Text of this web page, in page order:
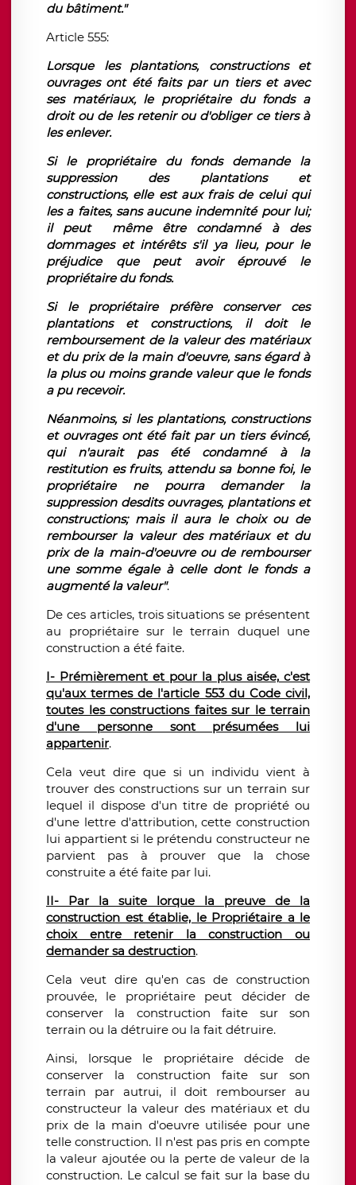
du bâtiment."
Article 555:
Lorsque les plantations, constructions et
ouvrages ont été faits par un tiers et avec
ses matériaux, le propriétaire du fonds a
droit ou de les retenir ou d'obliger ce tiers à
les enlever.
Si le propriétaire du fonds demande la
suppression des plantations et
constructions, elle est aux frais de celui qui
les a faites, sans aucune indemnité pour lui;
il peut même être condamné à des
dommages et intérêts s'il ya lieu, pour le
préjudice que peut avoir éprouvé le
propriétaire du fonds.
Si le propriétaire préfère conserver ces
plantations et constructions, il doit le
remboursement de la valeur des matériaux
et du prix de la main d'oeuvre, sans égard à
la plus ou moins grande valeur que le fonds
a pu recevoir.
Néanmoins, si les plantations, constructions
et ouvrages ont été fait par un tiers évincé,
qui n'aurait pas été condamné à la
restitution es fruits, attendu sa bonne foi, le
propriétaire ne pourra demander la
suppression desdits ouvrages, plantations et
constructions; mais il aura le choix ou de
rembourser la valeur des matériaux et du
prix de la main-d'oeuvre ou de rembourser
une somme égale à celle dont le fonds a
augmenté la valeur".
De ces articles, trois situations se présentent
au propriétaire sur le terrain duquel une
construction a été faite.
I- Prémièrement et pour la plus aisée, c'est
qu'aux termes de l'article 553 du Code civil,
toutes les constructions faites sur le terrain
d'une personne sont présumées lui
appartenir.
Cela veut dire que si un individu vient à
trouver des constructions sur un terrain sur
lequel il dispose d'un titre de propriété ou
d'une lettre d'attribution, cette construction
lui appartient si le prétendu constructeur ne
parvient pas à prouver que la chose
construite a été faite par lui.
II- Par la suite lorque la preuve de la
construction est établie, le Propriétaire a le
choix entre retenir la construction ou
demander sa destruction.
Cela veut dire qu'en cas de construction
prouvée, le propriétaire peut décider de
conserver la construction faite sur son
terrain ou la détruire ou la fait détruire.
Ainsi, lorsque le propriétaire décide de
conserver la construction faite sur son
terrain par autrui, il doit rembourser au
constructeur la valeur des matériaux et du
prix de la main d'oeuvre utilisée pour une
telle construction. Il n'est pas pris en compte
la valeur ajoutée ou la perte de valeur de la
construction. Le calcul se fait sur la base du